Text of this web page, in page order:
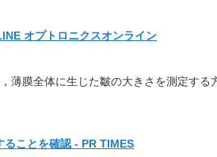
オプトロニクスオンライン
薄膜全体に生じた皺の大きさを測定する
ることを確認 - PR TIMES